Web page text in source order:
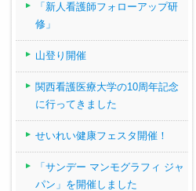
「新人看護師フォローアップ研
修」
山登り開催
関西看護医療大学の10周年記念
に行ってきました
せいれい健康フェスタ開催！
「サンデー マンモグラフィ ジャ
パン」を開催しました